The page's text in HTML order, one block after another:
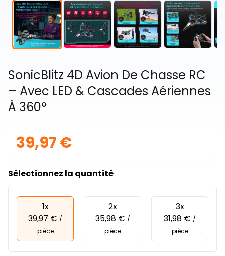
SonicBlitz 4D Avion De Chasse RC
– Avec LED & Cascades Aériennes
À 360°
39,97 €
Sélectionnez la quantité
1x
39,97 € /
pièce
2x
35,98 € /
pièce
3x
31,98 € /
pièce